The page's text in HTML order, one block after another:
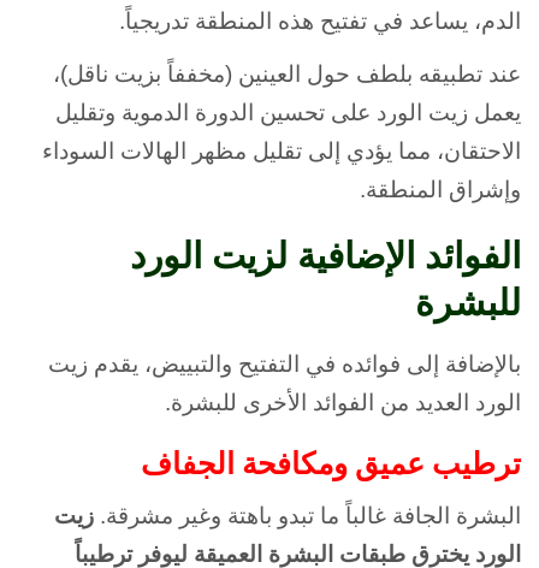
الدم، يساعد في تفتيح هذه المنطقة تدريجياً.
عند تطبيقه بلطف حول العينين (مخففاً بزيت ناقل)،
يعمل زيت الورد على تحسين الدورة الدموية وتقليل
الاحتقان، مما يؤدي إلى تقليل مظهر الهالات السوداء
وإشراق المنطقة.
الفوائد الإضافية لزيت الورد
للبشرة
بالإضافة إلى فوائده في التفتيح والتبييض، يقدم زيت
الورد العديد من الفوائد الأخرى للبشرة.
ترطيب عميق ومكافحة الجفاف
البشرة الجافة غالباً ما تبدو باهتة وغير مشرقة. زيت
الورد يخترق طبقات البشرة العميقة ليوفر ترطيباً